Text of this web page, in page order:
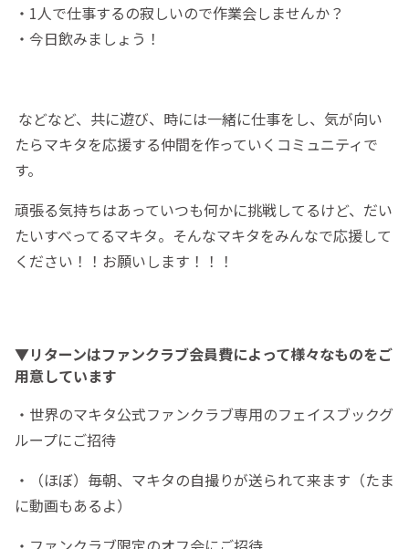
・1人で仕事するの寂しいので作業会しませんか？
・今日飲みましょう！
などなど、共に遊び、時には一緒に仕事をし、気が向い
たらマキタを応援する仲間を作っていくコミュニティで
す。
頑張る気持ちはあっていつも何かに挑戦してるけど、だい
たいすべってるマキタ。そんなマキタをみんなで応援して
ください！！お願いします！！！
▼リターンはファンクラブ会員費によって様々なものをご
用意しています
・世界のマキタ公式ファンクラブ専用のフェイスブックグ
ループにご招待
・（ほぼ）毎朝、マキタの自撮りが送られて来ます（たま
に動画もあるよ）